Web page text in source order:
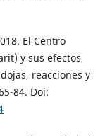
El Centro
y sus efectos
reacciones y
84. Doi: